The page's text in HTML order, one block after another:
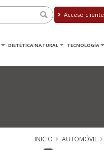
Acceso
DIETÉTICA NATURAL TECNOLOGÍA
INICIO AUTOMÓVIL